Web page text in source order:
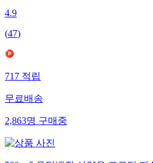
4.9
(47)
717적립
무료배송
2,863명구매중